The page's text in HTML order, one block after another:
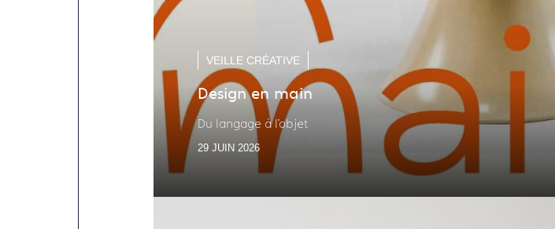
VEILLE CRÉATIVE
Design en main
Du langage à l'objet
29 JUIN 2026